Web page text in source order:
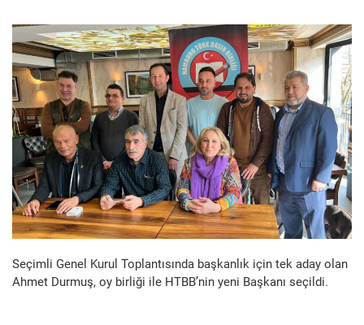
Seçimli Genel Kurul Toplantısında başkanlık için tek aday olan
Ahmet Durmuş, oy birliği ile HTBB’nin yeni Başkanı seçildi.